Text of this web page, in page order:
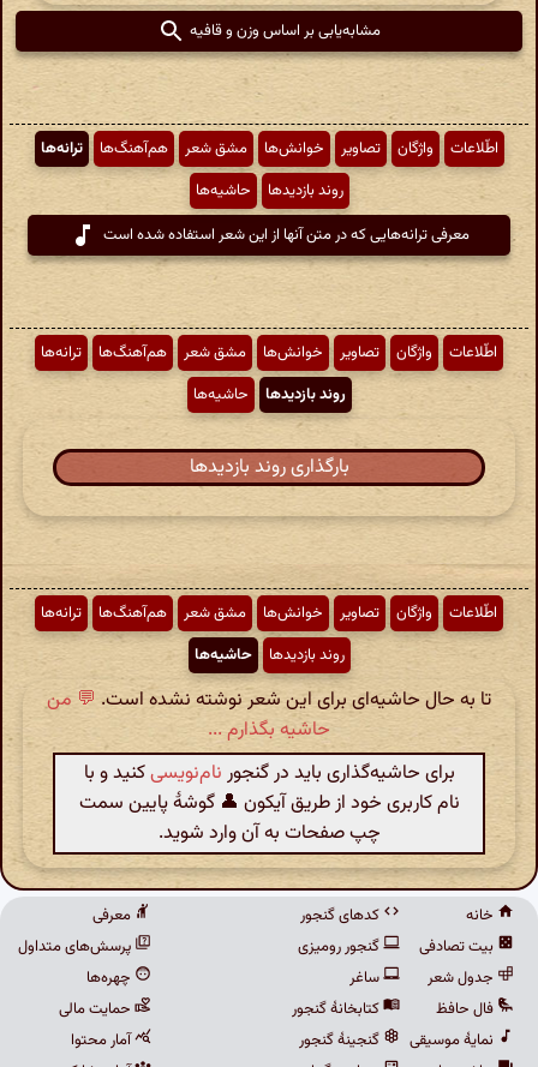
مشابه‌یابی بر اساس وزن و قافیه
اطّلاعات واژگان تصاویر خوانش‌ها مشق شعر هم‌آهنگ‌ها
ترانه‌ها
روند بازدیدها
حاشیه‌ها
معرفی ترانه‌هایی که در متن آنها از این شعر استفاده شده است
اطّلاعات واژگان تصاویر خوانش‌ها مشق شعر هم‌آهنگ‌ها
ترانه‌ها
روند بازدیدها
حاشیه‌ها
بارگذاری روند بازدیدها
اطّلاعات واژگان تصاویر خوانش‌ها مشق شعر هم‌آهنگ‌ها
ترانه‌ها
روند بازدیدها
حاشیه‌ها
تا به حال حاشیه‌ای برای این شعر نوشته نشده است. 💬 من
حاشیه بگذارم ...
برای حاشیه‌گذاری باید در گنجور نام‌نویسیکنید و با
نام کاربری خود از طریق آیکون 👤 گوشهٔ پایین سمت
چپ صفحات به آن وارد شوید.
خانه
بیت تصادفی
جدول شعر
فال حافظ
نمایهٔ موسیقی
کدهای گنجور
گنجور رومیزی
ساغر
کتابخانهٔ گنجور
گنجینهٔ گنجور
معرفی
پرسش‌های متداول
چهره‌ها
حمایت مالی
آمار محتوا